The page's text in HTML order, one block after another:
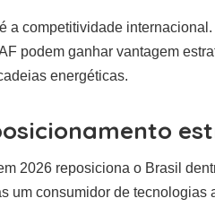
a competitividade
podem ganhar vantagem
energéticas.
2026 reposiciona o Brasil
um consumidor de